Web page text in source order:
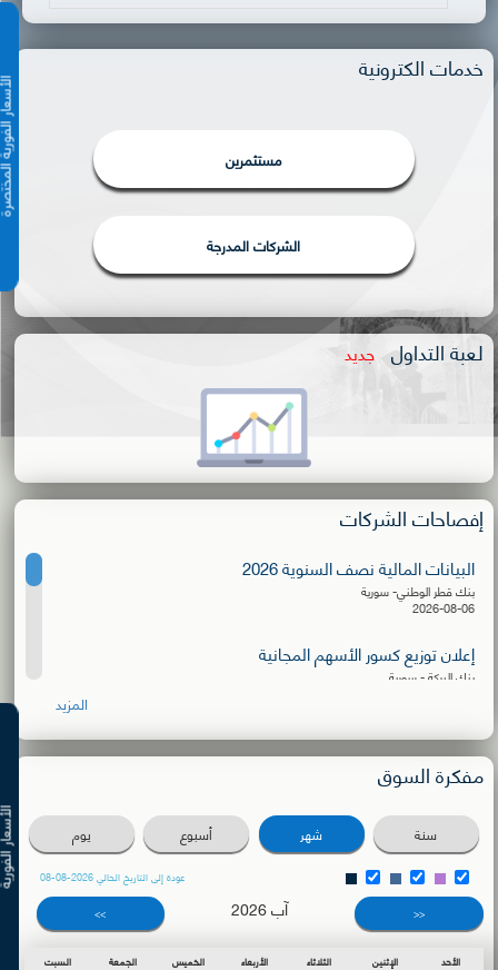
الأسعار
خدمات الكترونية
مستثمرين
الشركات المدرجة
لعبة التداول جديد
إفصاحات الشركات
البيانات المالية نصف السنوية 2026
بنك قطر الوطني- سورية
2026-08-06
إعلان توزيع كسور الأسهم المجانية
بنك البركة - سورية
البيانات المالية نصف السنوية 2026
الشركة الأهلية للنقل
2026-08-03
دعوة للترشح لعضوية مجلس الإدارة
بنك سورية والمهجر
2026-08-02
دعوة اجتماع الهيئة العامة العادية
بنك البركة - سورية
المزيد
مفكرة السوق
سنة شهر أسبوع يوم
عودة إلى التاريخ الحالي 2026-08-08
<<
آب 2026 >>
الأحد الإثنين الثلاثاء الأربعاء الخميس الجمعة السبت